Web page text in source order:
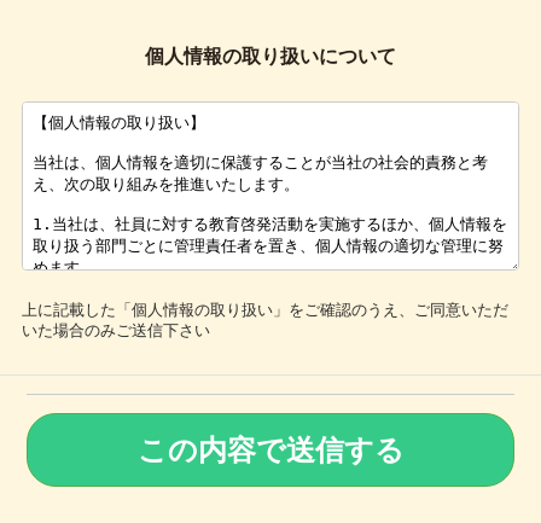
個人情報の取り扱いについて
上に記載した「個人情報の取り扱い」をご確認のうえ、ご同意いただ
いた場合のみご送信下さい